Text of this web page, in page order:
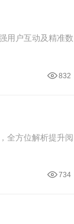
用户互动及精准数
832
全方位解析提升阅
734